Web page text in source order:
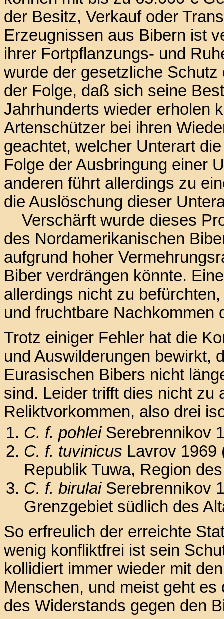
der Besitz, Verkauf oder
Erzeugnissen aus Bibern ist
ihrer Fortpflanzungs- und
wurde der gesetzliche
der Folge, daß sich seine
Jahrhunderts wieder erholen
Artenschützer bei ihren
geachtet, welcher Unterart
Folge der Ausbringung einer
anderen führt allerdings zu
die Auslöschung dieser
Verschärft wurde dieses
des Nordamerikanischen
aufgrund hoher
Biber verdrängen könnte.
allerdings nicht zu
und fruchtbare Nachkommen
Trotz einiger Fehler hat die
und Auswilderungen bewirkt,
Eurasischen Bibers nicht
sind. Leider trifft dies nicht zu
Reliktvorkommen, also drei
C. f. pohleiSerebrennikov
C. f. tuvinicus Lavrov 1969
Republik Tuwa, Region
C. f. birulaiSerebrennikov
Grenzgebiet südlich des
So erfreulich der erreichte
wenig konfliktfrei ist sein
kollidiert immer wieder mit
Menschen, und meist geht
des Widerstands gegen den